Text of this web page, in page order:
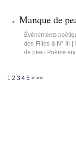
Manque de
Événements
des Filles & N° III |
de peau Poème
1 2 3 4 5 > >>